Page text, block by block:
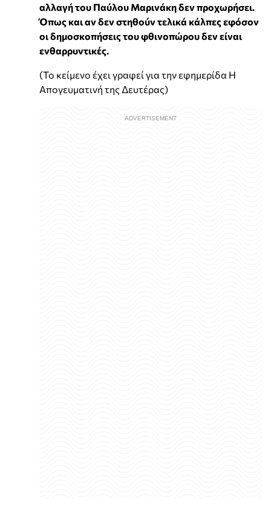
αλλαγή του Παύλου Μαρινάκη δεν προχωρήσει.
Όπως και αν δεν στηθούν τελικά κάλπες εφόσον
οι δημοσκοπήσεις του φθινοπώρου δεν είναι
ενθαρρυντικές.
(Το κείμενο έχει γραφεί για την εφημερίδα Η
Απογευματινή της Δευτέρας)